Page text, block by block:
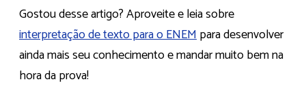
Gostou desse artigo? Aproveite e leia sobre
interpretação de texto para o ENEMpara desenvolver
ainda mais seu conhecimento e mandar muito bem na
hora da prova!